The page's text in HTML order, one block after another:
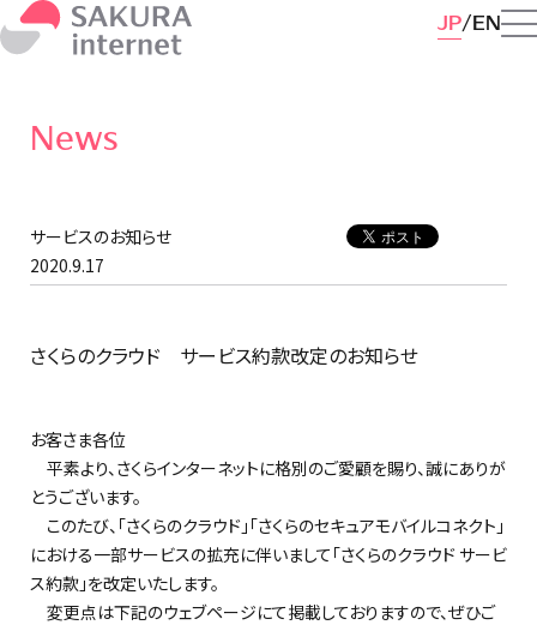
JP EN
News
サービスのお知らせ
2020.9.17
さくらのクラウド サービス約款改定のお知らせ
お客さま各位
平素より、さくらインターネットに格別のご愛顧を賜り、誠にありが
とうございます。
このたび、「さくらのクラウド」「さくらのセキュアモバイルコネクト」
における一部サービスの拡充に伴いまして「さくらのクラウド サービ
ス約款」を改定いたします。
変更点は下記のウェブページにて掲載しておりますので、ぜひご